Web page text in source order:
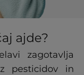
ajde?
zagotavlja
pesticidov in